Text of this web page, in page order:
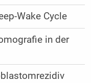
Wake Cycle
in der